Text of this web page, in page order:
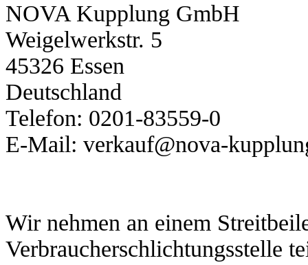
NOVA Kupplung GmbH
Weigelwerkstr. 5
45326 Essen
Deutschland
Telefon: 0201-83559-0
E-Mail: verkauf@nova-
Wir nehmen an einem
Verbraucherschlichtungsstelle